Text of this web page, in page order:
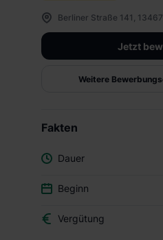
Berliner Straße 141,
Jetzt
Weitere
Fakten
Dauer
Beginn
Vergütung